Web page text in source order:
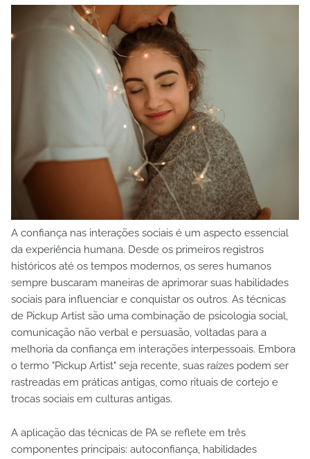
A confiança nas interações sociais é um aspecto essencial
da experiência humana. Desde os primeiros registros
históricos até os tempos modernos, os seres humanos
sempre buscaram maneiras de aprimorar suas habilidades
sociais para influenciar e conquistar os outros. As técnicas
de Pickup Artist são uma combinação de psicologia social,
comunicação não verbal e persuasão, voltadas para a
melhoria da confiança em interações interpessoais. Embora
o termo "Pickup Artist" seja recente, suas raízes podem ser
rastreadas em práticas antigas, como rituais de cortejo e
trocas sociais em culturas antigas.
A aplicação das técnicas de PA se reflete em três
componentes principais: autoconfiança, habilidades